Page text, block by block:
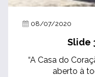
08/07/2020
Slide
“A Casa do
aberto à